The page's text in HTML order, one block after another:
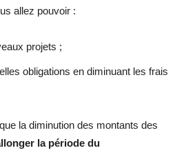
allez pouvoir :
projets ;
obligations en diminuant les frais
la diminution des montants des
la période du